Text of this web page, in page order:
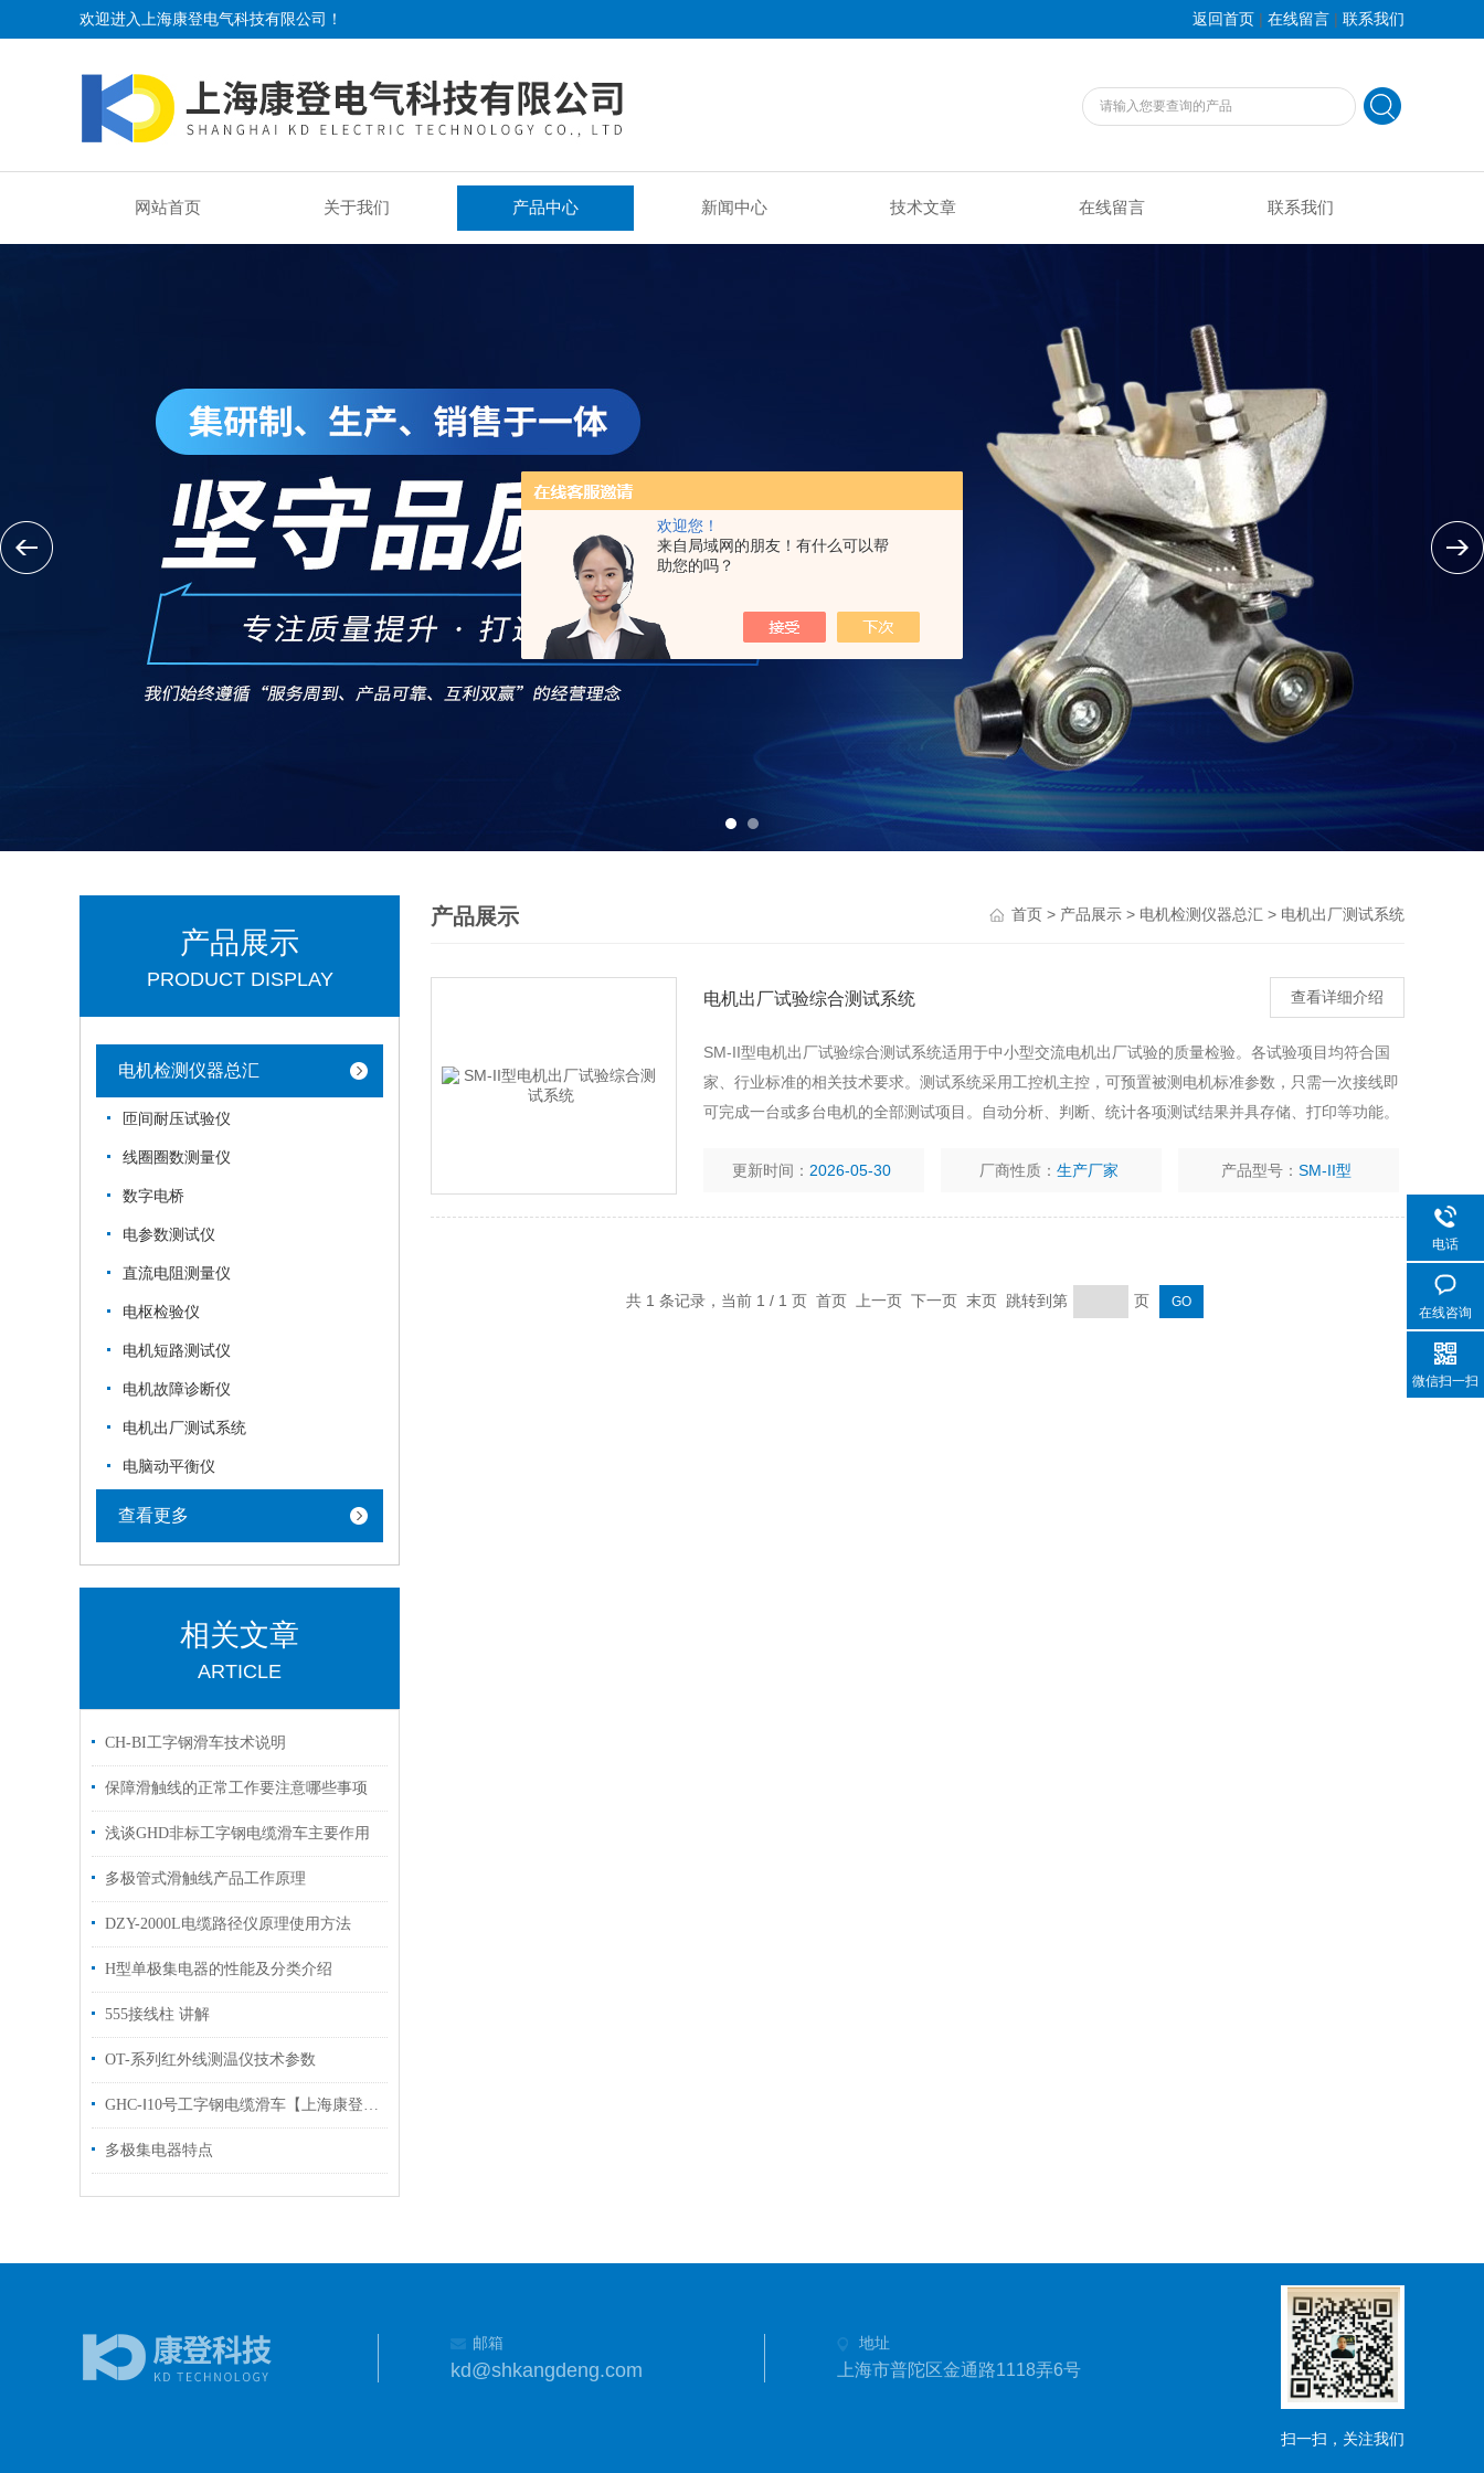
欢迎您！
来自局域网的朋友！有什么可以帮
助您的吗？
欢迎进入上海康登电气科技有限公司！ 返回首页 | 在线留言 | 联系我们
网站首页 关于我们 产品中心 新闻中心 技术文章 在线留言 联系我们
产品展示
PRODUCT DISPLAY
电机检测仪器总汇
匝间耐压试验仪
线圈圈数测量仪
数字电桥
电参数测试仪
直流电阻测量仪
电枢检验仪
电机短路测试仪
电机故障诊断仪
电机出厂测试系统
电脑动平衡仪
查看更多
相关文章
ARTICLE
CH-BI工字钢滑车技术说明
保障滑触线的正常工作要注意哪些事项
浅谈GHD非标工字钢电缆滑车主要作用
多极管式滑触线产品工作原理
DZY-2000L电缆路径仪原理使用方法
H型单极集电器的性能及分类介绍
555接线柱 讲解
OT-系列红外线测温仪技术参数
GHC-Ⅰ10号工字钢电缆滑车【上海康登电气】选购指南
多极集电器特点
产品展示 首页 > 产品展示 > 电机检测仪器总汇 > 电机出厂测试系统
电机出厂试验综合测试系统 查看详细介绍
SM-II型电机出厂试验综合测试系统适用于中小型交流电机出厂试验的质量检验。各试验项目均符合国
家、行业标准的相关技术要求。测试系统采用工控机主控，可预置被测电机标准参数，只需一次接线即
可完成一台或多台电机的全部测试项目。自动分析、判断、统计各项测试结果并具存储、打印等功能。
更新时间： 2026-05-30 厂商性质：生产厂家 产品型号：SM-II型
共 1 条记录，当前 1 / 1 页 首页 上一页 下一页 末页 跳转到第 页
邮箱
kd@shkangdeng.com
地址
上海市普陀区金通路1118弄6号
扫一扫，关注我们
电话
在线咨询
微信扫一扫